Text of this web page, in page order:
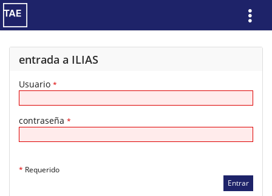
entrada a ILIAS
Usuario *
contraseña *
* Requerido